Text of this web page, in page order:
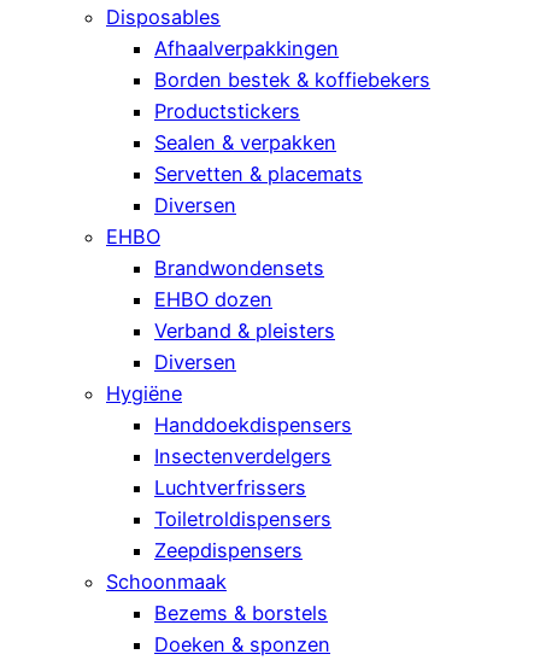
Disposables
Afhaalverpakkingen
Borden bestek & koffiebekers
Productstickers
Sealen & verpakken
Servetten & placemats
Diversen
EHBO
Brandwondensets
EHBO dozen
Verband & pleisters
Diversen
Hygiëne
Handdoekdispensers
Insectenverdelgers
Luchtverfrissers
Toiletroldispensers
Zeepdispensers
Schoonmaak
Bezems & borstels
Doeken & sponzen